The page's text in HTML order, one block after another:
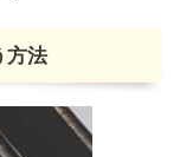
方法